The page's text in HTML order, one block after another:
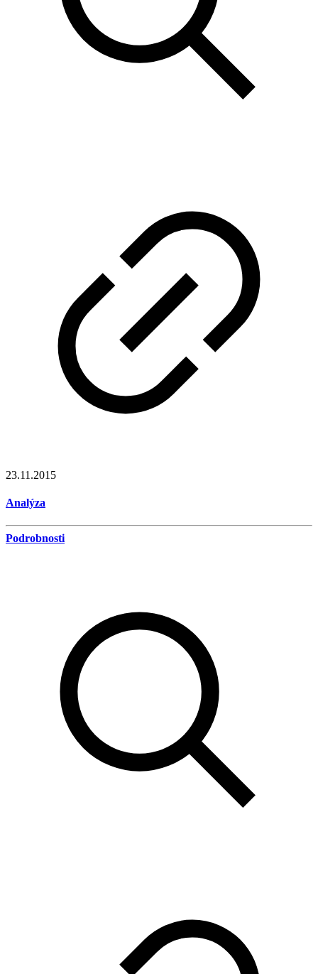
23.11.2015
Analýza
Podrobnosti